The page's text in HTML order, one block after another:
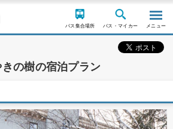
バス集合場所 バス・マイカー メニュー
の樹の宿泊プラン